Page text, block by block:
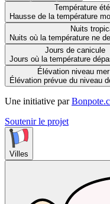
Température été
Hausse de la température
Nuits
Nuits où la température ne
Jours de canicule
Jours où la température
Élévation niveau mer
Élévation prévue du niveau
Une initiative par
Soutenir le projet
Villes